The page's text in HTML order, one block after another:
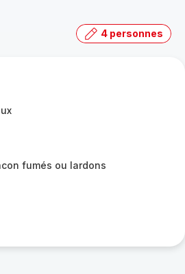
4 personnes
fumés ou lardons